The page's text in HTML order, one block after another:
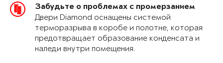
Забудьте о проблемах с промерзанием
Двери Diamond оснащены системой
терморазрыва в коробе и полотне, которая
предотвращает образование конденсата и
наледи внутри помещения.